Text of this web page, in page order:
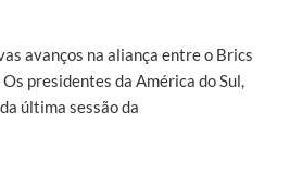
avanços na aliança entre o Brics
presidentes da América do Sul,
última sessão da